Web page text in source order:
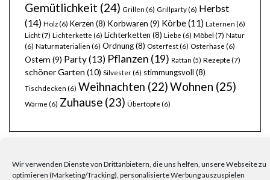
Wir verwenden Dienste von Drittanbietern, die uns helfen, unsere Webseite zu
optimieren (Marketing/Tracking), personalisierte Werbung auszuspielen
Gemütlichkeit (24) Grillen (6) Grillparty(6) Herbst
(14) Holz(6) Kerzen (8) Korbwaren (9) Körbe(11) Laternen (6)
Licht(7) Lichterkette (6) Lichterketten (8) Liebe (6) Möbel (7) Natur
(6) Naturmaterialien (6) Ordnung(8) Osterfest(6) Osterhase (6)
Ostern (9) Party(13) Pflanzen (19) Rattan (5) Rezepte(7)
schöner Garten (10) Silvester(6) stimmungsvoll (8)
Tischdecken (6) Weihnachten (22)Wohnen (25)
Wärme (6) Zuhause (23) Übertöpfe (6)